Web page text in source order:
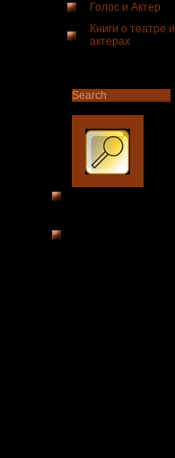
Голос и Актер
Книги о театре и
актерах